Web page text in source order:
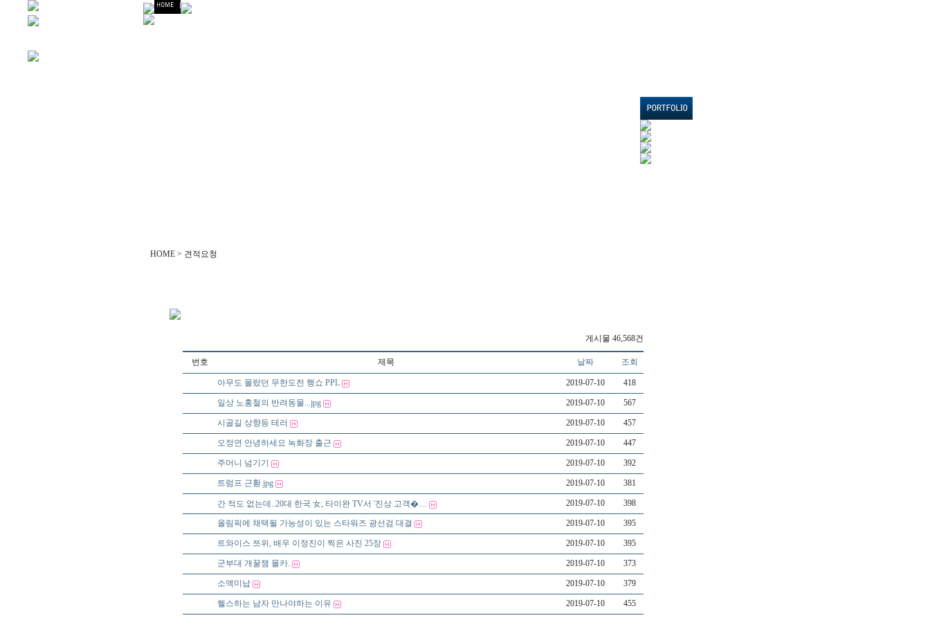
HOME > 견적요청
게시물 46,568건
번호 제목 날짜 조회
아무도 몰랐던 무한도전 행쇼 PPL 2019-07-10 418
일상 노홍철의 반려동물...jpg 2019-07-10 567
시골길 상향등 테러 2019-07-10 457
오정연 안녕하세요 녹화장 출근 2019-07-10 447
주머니 넘기기 2019-07-10 392
트럼프 근황.jpg 2019-07-10 381
간 적도 없는데..20대 한국 女, 타이완 TV서 '진상 고객�… 2019-07-10 398
올림픽에 채택될 가능성이 있는 스타워즈 광선검 대결 2019-07-10 395
트와이스 쯔위, 배우 이정진이 찍은 사진 25장 2019-07-10 395
군부대 개꿀잼 몰카. 2019-07-10 373
소액미납 2019-07-10 379
헬스하는 남자 만나야하는 이유 2019-07-10 455